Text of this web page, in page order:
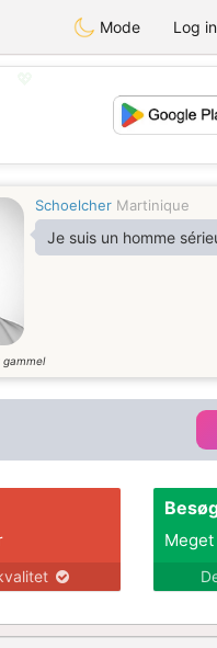
Mode Log
Schoelcher Martinique
Je suis un homme
gammel